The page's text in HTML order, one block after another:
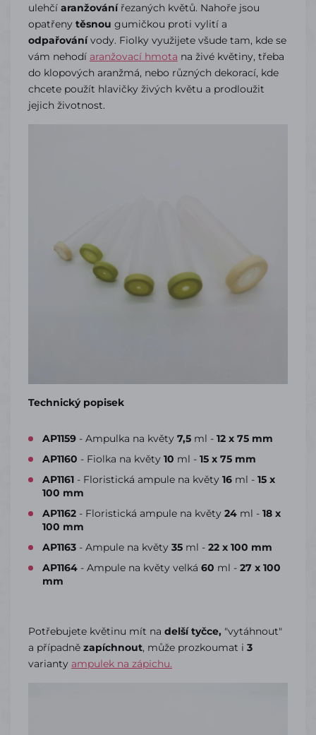
ulehčí aranžovánířezaných květů. Nahoře jsou
opatřeny těsnou gumičkou proti vylití a
odpařovánívody. Fiolky využijete všude tam, kde se
vám nehodí aranžovací hmota na živé květiny, třeba
do klopových aranžmá, nebo různých dekorací, kde
chcete použít hlavičky živých květu a prodloužit
jejich životnost.
Technický popisek
AP1159 - Ampulka na květy 7,5 ml - 12 x 75 mm
AP1160 - Fiolka na květy 10 ml - 15 x 75 mm
AP1161 - Floristická ampule na květy 16 ml - 15 x
100 mm
AP1162 - Floristická ampule na květy 24 ml - 18 x
100 mm
AP1163 - Ampule na květy 35 ml - 22 x 100 mm
AP1164 - Ampule na květy velká 60 ml - 27 x 100
mm
Potřebujete květinu mít na delší tyčce, "vytáhnout"
a případně zapíchnout, může prozkoumat i 3
varianty ampulek na zápichu.